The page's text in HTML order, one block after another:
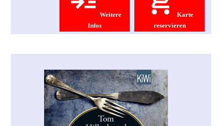
Karte
reservieren
Weitere
Infos